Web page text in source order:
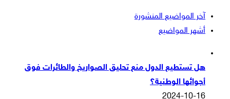
آخر المواضيع المنشورة
أشهر المواضيع
هل تستطيع الدول منع تحليق الصواريخ والطائرات فوق
أجوائها الوطنية؟
2024-10-16